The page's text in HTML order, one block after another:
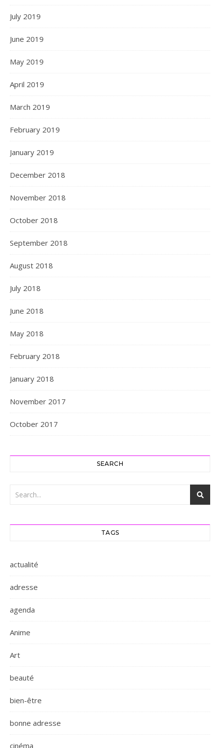
July 2019
June 2019
May 2019
April 2019
March 2019
February 2019
January 2019
December 2018
November 2018
October 2018
September 2018
August 2018
July 2018
June 2018
May 2018
February 2018
January 2018
November 2017
October 2017
SEARCH
TAGS
actualité
adresse
agenda
Anime
Art
beauté
bien-être
bonne adresse
cinéma